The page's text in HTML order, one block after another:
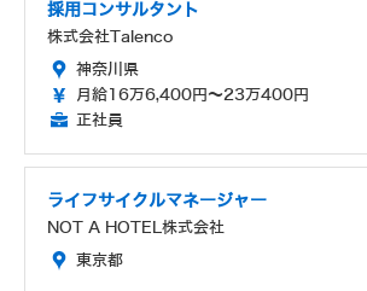
採用コンサルタント
株式会社Talenco
神奈川県
月給16万6,400円～23万400円
正社員
ライフサイクルマネージャー
NOT A HOTEL株式会社
東京都